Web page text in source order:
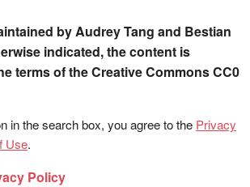
by Audrey Tang and Bestian
indicated, the content is
terms of the Creative Commons CC0
in the search box, you agree to the Privacy
Use.
Policy